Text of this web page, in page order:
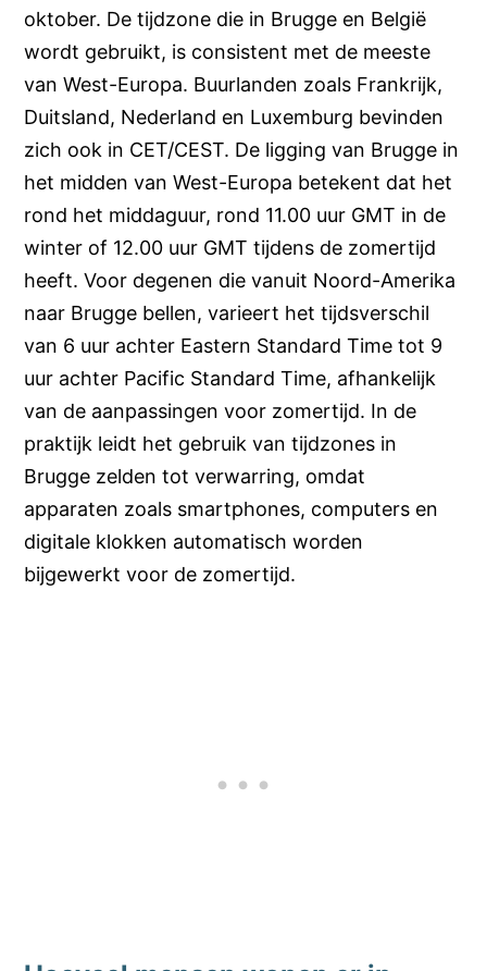
oktober. De tijdzone die in Brugge en België
wordt gebruikt, is consistent met de meeste
van West-Europa. Buurlanden zoals Frankrijk,
Duitsland, Nederland en Luxemburg bevinden
zich ook in CET/CEST. De ligging van Brugge in
het midden van West-Europa betekent dat het
rond het middaguur, rond 11.00 uur GMT in de
winter of 12.00 uur GMT tijdens de zomertijd
heeft. Voor degenen die vanuit Noord-Amerika
naar Brugge bellen, varieert het tijdsverschil
van 6 uur achter Eastern Standard Time tot 9
uur achter Pacific Standard Time, afhankelijk
van de aanpassingen voor zomertijd. In de
praktijk leidt het gebruik van tijdzones in
Brugge zelden tot verwarring, omdat
apparaten zoals smartphones, computers en
digitale klokken automatisch worden
bijgewerkt voor de zomertijd.